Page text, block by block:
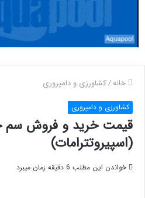
خانه/کشاورزی و دامپروری
کشاورزی و دامپروری
قیمت خرید و فروش سم
(اسپیروتترامات)
خواندن این مطلب 6 دقیقه زمان میبرد